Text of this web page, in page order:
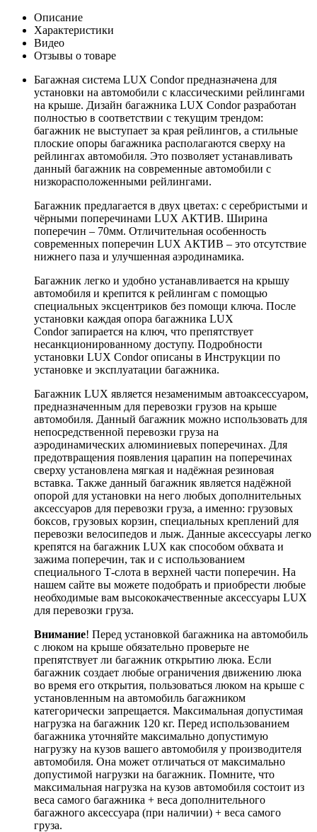
Описание
Характеристики
Видео
Отзывы о товаре
Багажная система LUX Condor предназначена для
установки на автомобили с классическими рейлингами
на крыше. Дизайн багажника LUX Condor разработан
полностью в соответствии с текущим трендом:
багажник не выступает за края рейлингов, а стильные
плоские опоры багажника располагаются сверху на
рейлингах автомобиля. Это позволяет устанавливать
данный багажник на современные автомобили с
низкорасположенными рейлингами.
Багажник предлагается в двух цветах: с серебристыми и
чёрными поперечинами LUX АКТИВ. Ширина
поперечин – 70мм. Отличительная особенность
современных поперечин LUX АКТИВ – это отсутствие
нижнего паза и улучшенная аэродинамика.
Багажник легко и удобно устанавливается на крышу
автомобиля и крепится к рейлингам с помощью
специальных эксцентриков без помощи ключа. После
установки каждая опора багажника LUX
Condor запирается на ключ, что препятствует
несанкционированному доступу. Подробности
установки LUX Condor описаны в Инструкции по
установке и эксплуатации багажника.
Багажник LUX является незаменимым автоаксессуаром,
предназначенным для перевозки грузов на крыше
автомобиля. Данный багажник можно использовать для
непосредственной перевозки груза на
аэродинамических алюминиевых поперечинах. Для
предотвращения появления царапин на поперечинах
сверху установлена мягкая и надёжная резиновая
вставка. Также данный багажник является надёжной
опорой для установки на него любых дополнительных
аксессуаров для перевозки груза, а именно: грузовых
боксов, грузовых корзин, специальных креплений для
перевозки велосипедов и лыж. Данные аксессуары легко
крепятся на багажник LUX как способом обхвата и
зажима поперечин, так и с использованием
специального Т-слота в верхней части поперечин. На
нашем сайте вы можете подобрать и приобрести любые
необходимые вам высококачественные аксессуары LUX
для перевозки груза.
Внимание! Перед установкой багажника на автомобиль
с люком на крыше обязательно проверьте не
препятствует ли багажник открытию люка. Если
багажник создает любые ограничения движению люка
во время его открытия, пользоваться люком на крыше с
установленным на автомобиль багажником
категорически запрещается. Максимальная допустимая
нагрузка на багажник 120 кг. Перед использованием
багажника уточняйте максимально допустимую
нагрузку на кузов вашего автомобиля у производителя
автомобиля. Она может отличаться от максимально
допустимой нагрузки на багажник. Помните, что
максимальная нагрузка на кузов автомобиля состоит из
веса самого багажника + веса дополнительного
багажного аксессуара (при наличии) + веса самого
груза.